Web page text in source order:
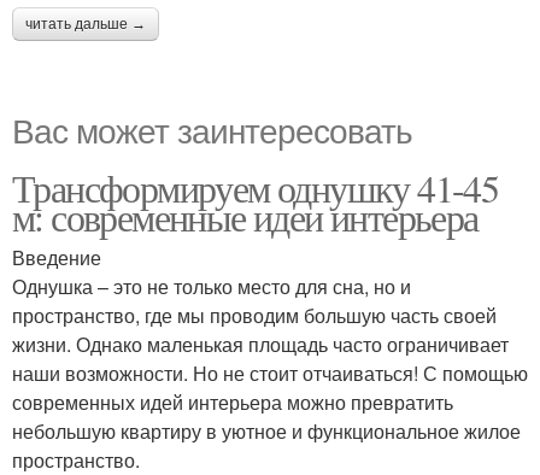
читать дальше →
Вас может заинтересовать
Трансформируем однушку 41-45
м: современные идеи интерьера
Введение
Однушка – это не только место для сна, но и
пространство, где мы проводим большую часть своей
жизни. Однако маленькая площадь часто ограничивает
наши возможности. Но не стоит отчаиваться! С помощью
современных идей интерьера можно превратить
небольшую квартиру в уютное и функциональное жилое
пространство.